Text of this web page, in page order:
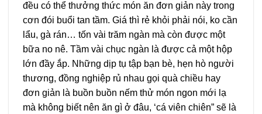
đều có thể thưởng thức món ăn đơn giản này trong
cơn đói buổi tan tầm. Giá thì rẻ khỏi phải nói, ko cần
lẩu, gà rán… tốn vài trăm ngàn mà còn được một
bữa no nê. Tầm vài chục ngàn là được cả một hộp
lớn đầy ắp. Những dịp tụ tập bạn bè, hẹn hò người
thương, đồng nghiệp rủ nhau gọi quà chiều hay
đơn giản là buồn buồn nếm thử món ngon mới lạ
mà không biết nên ăn gì ở đâu, ‘cá viên chiên” sẽ là